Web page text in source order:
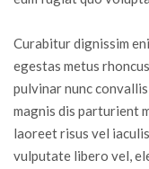
Curabitur dignissim
egestas metus
pulvinar nunc
magnis dis parturient
laoreet risus vel
vulputate libero vel,